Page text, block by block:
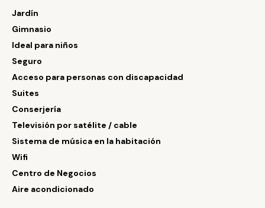
Jardín
Gimnasio
Ideal para niños
Seguro
Acceso para personas con discapacidad
Suites
Conserjería
Televisión por satélite / cable
Sistema de música en la habitación
Wifi
Centro de Negocios
Aire acondicionado